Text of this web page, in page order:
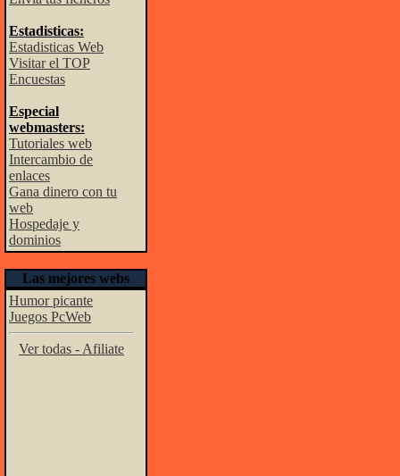
Estadisticas:
Estadisticas Web
Visitar el TOP
Encuestas
Especial
webmasters:
Tutoriales web
Intercambio de
enlaces
Gana dinero con tu
web
Hospedaje y
dominios
Las mejores webs
Humor picante
Juegos PcWeb
Ver todas - Afiliate